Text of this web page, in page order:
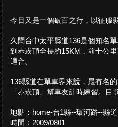
今日又是一個破百之行，以征服
久聞台中太平縣道136是個知名
到赤崁頂全長約15KM，前十公
適合。
136縣道在單車界來說，最有名
「赤崁頂」幫車友計時練習。
地點：home-台1縣--環河路--縣
時間：2009/0801